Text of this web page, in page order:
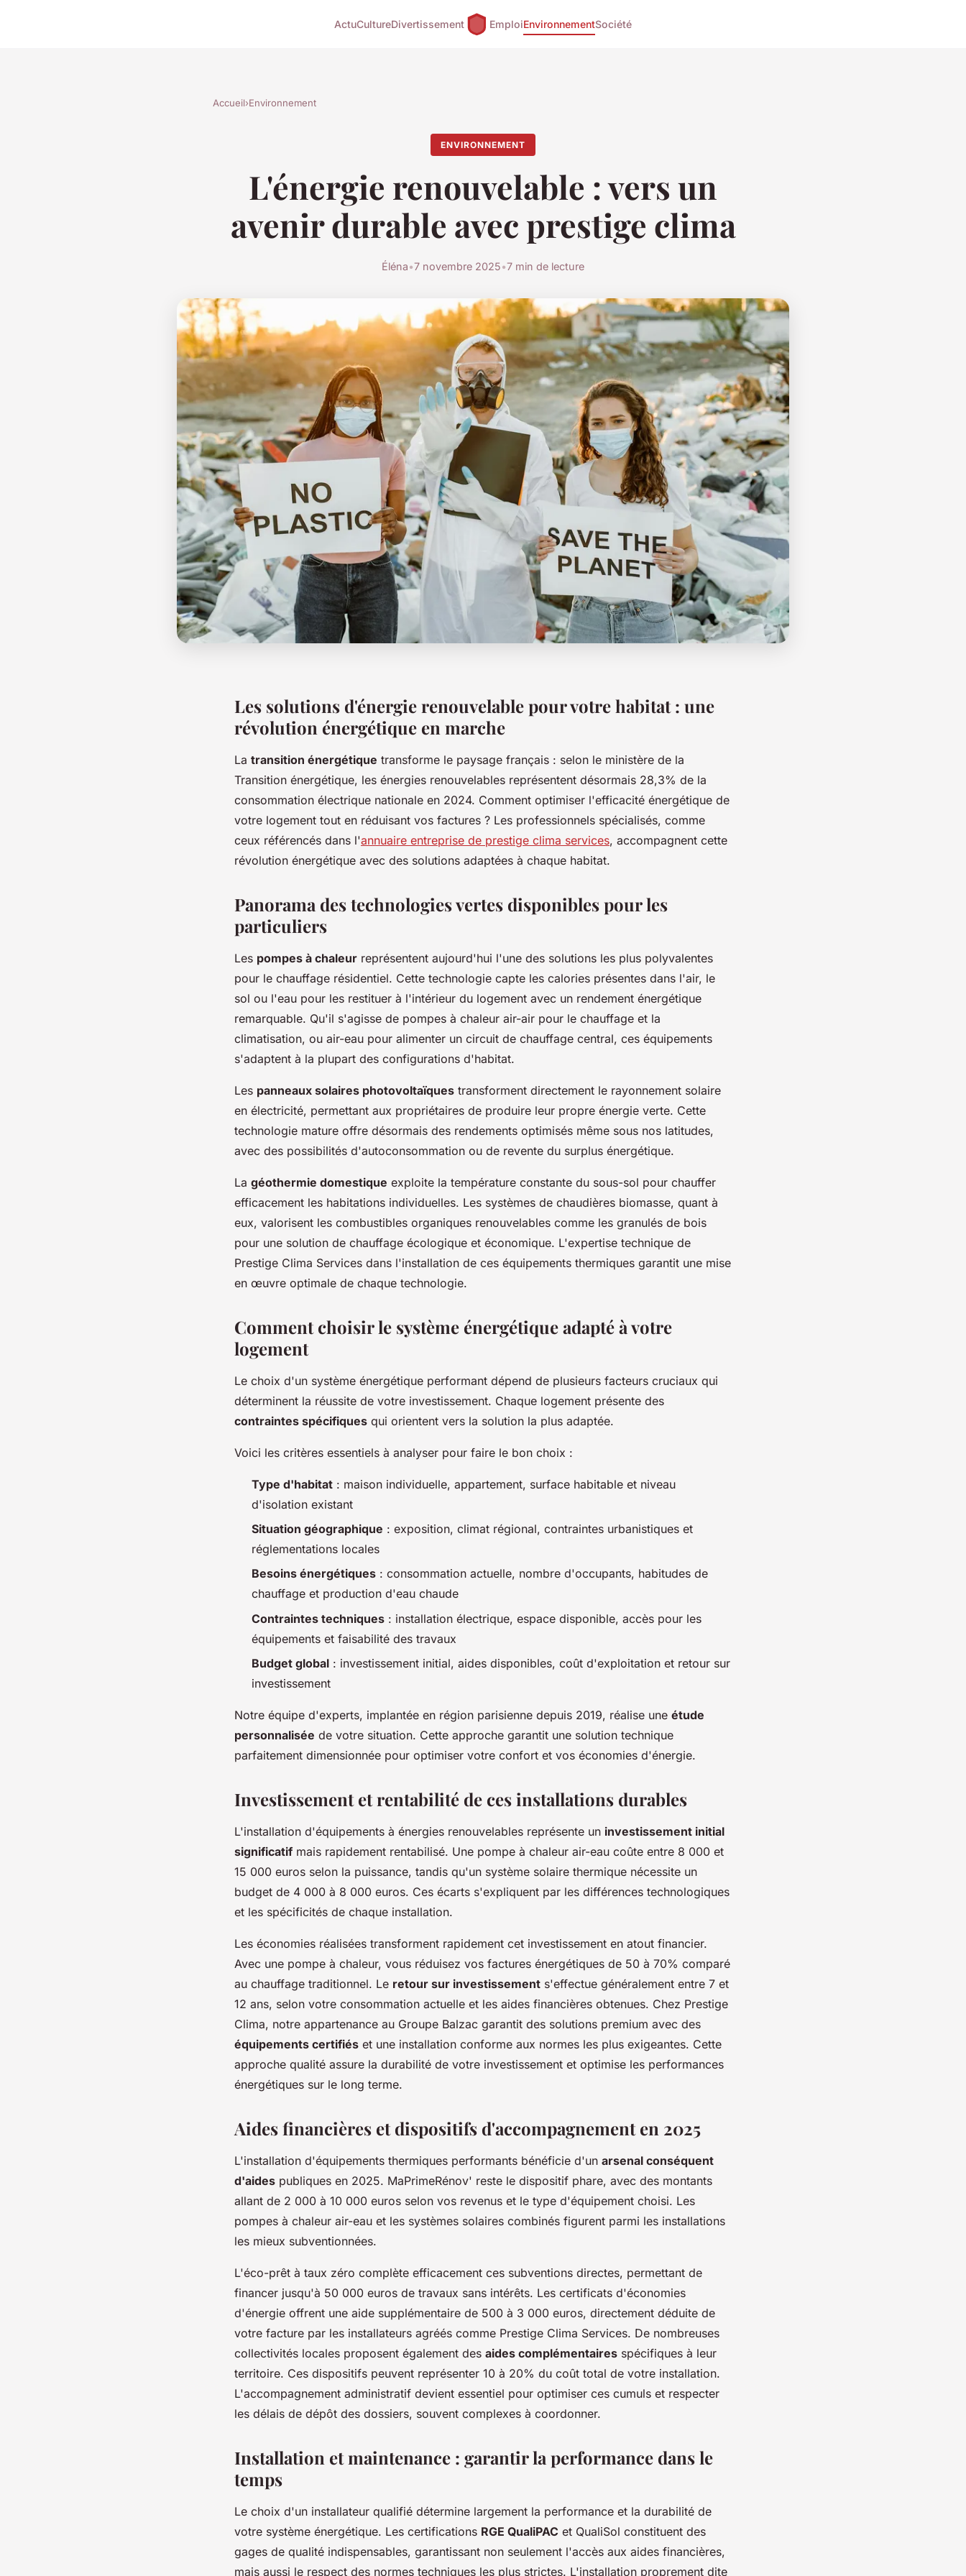
ActuCultureDivertissement EmploiEnvironnementSociété
Accueil›Environnement
ENVIRONNEMENT
L'énergie renouvelable : vers un
avenir durable avec prestige clima
Éléna•7 novembre 2025•7 min de lecture
Les solutions d'énergie renouvelable pour votre habitat : une
révolution énergétique en marche
La transition énergétique transforme le paysage français : selon le ministère de la
Transition énergétique, les énergies renouvelables représentent désormais 28,3% de la
consommation électrique nationale en 2024. Comment optimiser l'efficacité énergétique de
votre logement tout en réduisant vos factures ? Les professionnels spécialisés, comme
ceux référencés dans l'annuaire entreprise de prestige clima services, accompagnent cette
révolution énergétique avec des solutions adaptées à chaque habitat.
Panorama des technologies vertes disponibles pour les
particuliers
Les pompes à chaleur représentent aujourd'hui l'une des solutions les plus polyvalentes
pour le chauffage résidentiel. Cette technologie capte les calories présentes dans l'air, le
sol ou l'eau pour les restituer à l'intérieur du logement avec un rendement énergétique
remarquable. Qu'il s'agisse de pompes à chaleur air-air pour le chauffage et la
climatisation, ou air-eau pour alimenter un circuit de chauffage central, ces équipements
s'adaptent à la plupart des configurations d'habitat.
Les panneaux solaires photovoltaïques transforment directement le rayonnement solaire
en électricité, permettant aux propriétaires de produire leur propre énergie verte. Cette
technologie mature offre désormais des rendements optimisés même sous nos latitudes,
avec des possibilités d'autoconsommation ou de revente du surplus énergétique.
La géothermie domestique exploite la température constante du sous-sol pour chauffer
efficacement les habitations individuelles. Les systèmes de chaudières biomasse, quant à
eux, valorisent les combustibles organiques renouvelables comme les granulés de bois
pour une solution de chauffage écologique et économique. L'expertise technique de
Prestige Clima Services dans l'installation de ces équipements thermiques garantit une mise
en œuvre optimale de chaque technologie.
Comment choisir le système énergétique adapté à votre
logement
Le choix d'un système énergétique performant dépend de plusieurs facteurs cruciaux qui
déterminent la réussite de votre investissement. Chaque logement présente des
contraintes spécifiques qui orientent vers la solution la plus adaptée.
Voici les critères essentiels à analyser pour faire le bon choix :
Type d'habitat : maison individuelle, appartement, surface habitable et niveau
d'isolation existant
Situation géographique : exposition, climat régional, contraintes urbanistiques et
réglementations locales
Besoins énergétiques : consommation actuelle, nombre d'occupants, habitudes de
chauffage et production d'eau chaude
Contraintes techniques : installation électrique, espace disponible, accès pour les
équipements et faisabilité des travaux
Budget global : investissement initial, aides disponibles, coût d'exploitation et retour sur
investissement
Notre équipe d'experts, implantée en région parisienne depuis 2019, réalise une étude
personnalisée de votre situation. Cette approche garantit une solution technique
parfaitement dimensionnée pour optimiser votre confort et vos économies d'énergie.
Investissement et rentabilité de ces installations durables
L'installation d'équipements à énergies renouvelables représente un investissement initial
significatif mais rapidement rentabilisé. Une pompe à chaleur air-eau coûte entre 8 000 et
15 000 euros selon la puissance, tandis qu'un système solaire thermique nécessite un
budget de 4 000 à 8 000 euros. Ces écarts s'expliquent par les différences technologiques
et les spécificités de chaque installation.
Les économies réalisées transforment rapidement cet investissement en atout financier.
Avec une pompe à chaleur, vous réduisez vos factures énergétiques de 50 à 70% comparé
au chauffage traditionnel. Le retour sur investissement s'effectue généralement entre 7 et
12 ans, selon votre consommation actuelle et les aides financières obtenues. Chez Prestige
Clima, notre appartenance au Groupe Balzac garantit des solutions premium avec des
équipements certifiés et une installation conforme aux normes les plus exigeantes. Cette
approche qualité assure la durabilité de votre investissement et optimise les performances
énergétiques sur le long terme.
Aides financières et dispositifs d'accompagnement en 2025
L'installation d'équipements thermiques performants bénéficie d'un arsenal conséquent
d'aides publiques en 2025. MaPrimeRénov' reste le dispositif phare, avec des montants
allant de 2 000 à 10 000 euros selon vos revenus et le type d'équipement choisi. Les
pompes à chaleur air-eau et les systèmes solaires combinés figurent parmi les installations
les mieux subventionnées.
L'éco-prêt à taux zéro complète efficacement ces subventions directes, permettant de
financer jusqu'à 50 000 euros de travaux sans intérêts. Les certificats d'économies
d'énergie offrent une aide supplémentaire de 500 à 3 000 euros, directement déduite de
votre facture par les installateurs agréés comme Prestige Clima Services. De nombreuses
collectivités locales proposent également des aides complémentaires spécifiques à leur
territoire. Ces dispositifs peuvent représenter 10 à 20% du coût total de votre installation.
L'accompagnement administratif devient essentiel pour optimiser ces cumuls et respecter
les délais de dépôt des dossiers, souvent complexes à coordonner.
Installation et maintenance : garantir la performance dans le
temps
Le choix d'un installateur qualifié détermine largement la performance et la durabilité de
votre système énergétique. Les certifications RGE QualiPAC et QualiSol constituent des
gages de qualité indispensables, garantissant non seulement l'accès aux aides financières,
mais aussi le respect des normes techniques les plus strictes. L'installation proprement dite